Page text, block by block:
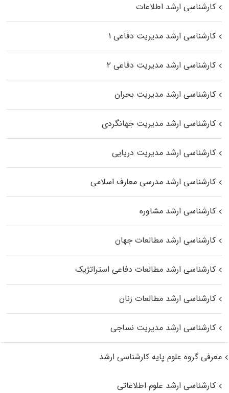
کارشناسی ارشد اطلاعات
کارشناسی ارشد مدیریت دفاعی ۱
کارشناسی ارشد مدیریت دفاعی ۲
کارشناسی ارشد مدیریت بحران
کارشناسی ارشد مدیریت جهانگردی
کارشناسی ارشد مدیریت دریایی
کارشناسی ارشد مدرسی معارف اسلامی
کارشناسی ارشد مشاوره
کارشناسی ارشد مطالعات جهان
کارشناسی ارشد مطالعات دفاعی استراتژیک
کارشناسی ارشد مطالعات زنان
کارشناسی ارشد مدیریت نساجی
معرفی گروه علوم پایه کارشناسی ارشد
کارشناسی ارشد علوم اطلاعاتی